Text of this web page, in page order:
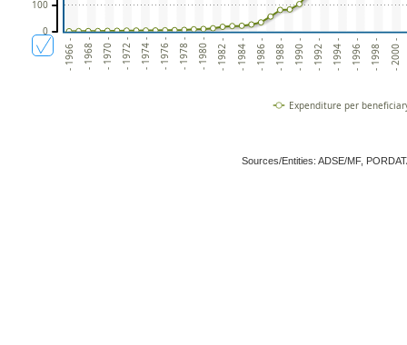
- 1966 - - 1968 - - 1970 - - 1972 - - 1974 - - 1976 - - 1978 - - 1980 - - 1982 - - 1984 - - 1986 - - 1988 - - 1990 - - 1992 - - 1994 - - 1996 - - 1998 - - 2000 -
0
100
Expenditure per
Sources/Entities: ADSE/MF,